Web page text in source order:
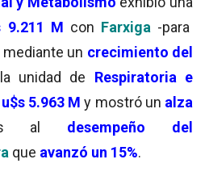
9.211 M con Farxiga -para
un crecimiento del
unidad de Respiratoria e
u$s 5.963 M y mostró un alza
al desempeño del
que avanzó un 15%.